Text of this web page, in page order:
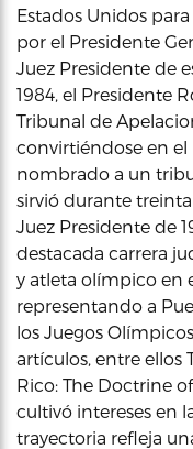
Estados Unidos
por el Presidente
Juez Presidente de
1984, el Presidente
Tribunal de
convirtiéndose en
nombrado a un
sirvió durante
Juez Presidente de
destacada carrera
y atleta olímpico en
representando a
los Juegos
artículos, entre ellos
Rico: The Doctrine
cultivó intereses en
trayectoria refleja